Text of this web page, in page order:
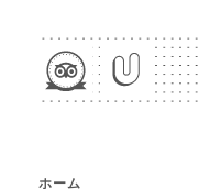
ホーム